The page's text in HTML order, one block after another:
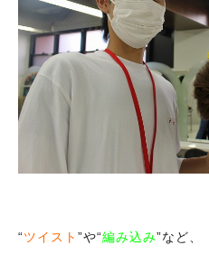
“ツイスト ”や“編み込み”など、